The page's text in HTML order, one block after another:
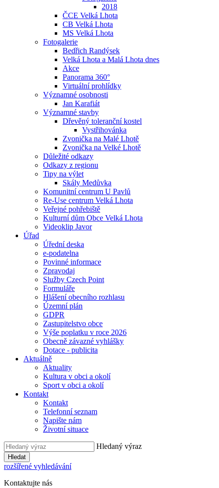
2018
ČCE Velká Lhota
CB Velká Lhota
MS Velká Lhota
Fotogalerie
Bedřich Randýsek
Velká Lhota a Malá Lhota dnes
Akce
Panorama 360°
Virtuální prohlídky
Významné osobnosti
Jan Karafiát
Významné stavby
Dřevěný toleranční kostel
Vystřihovánka
Zvonička na Malé Lhotě
Zvonička na Velké Lhotě
Důležité odkazy
Odkazy z regionu
Tipy na výlet
Skály Medůvka
Komunitní centrum U Pavlů
Re-Use centrum Velká Lhota
Veřejné pohřebiště
Kulturní dům Obce Velká Lhota
Videoklip Javor
Úřad
Úřední deska
e-podatelna
Povinné informace
Zpravodaj
Služby Czech Point
Formuláře
Hlášení obecního rozhlasu
Územní plán
GDPR
Zastupitelstvo obce
Výše poplatku v roce 2026
Obecně závazné vyhlášky
Dotace - publicita
Aktuálně
Aktuality
Kultura v obci a okolí
Sport v obci a okolí
Kontakt
Kontakt
Telefonní seznam
Napište nám
Životní situace
Hledaný výraz
Hledat
rozšířené vyhledávání
Kontaktujte nás